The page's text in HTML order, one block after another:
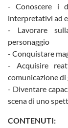
- Conoscere i
interpretativi ad
- Lavorare
personaggio
- Conquistare
- Acquisire
comunicazione
- Diventare
scena di uno
CONTENUTI: